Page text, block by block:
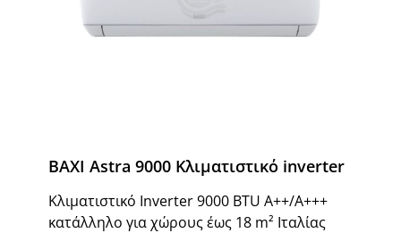
BAXI Astra 9000 Κλιματιστικό inverter
Κλιματιστικό Inverter 9000 BTU A++/Α+++
κατάλληλο για χώρους έως 18 m² Ιταλίας